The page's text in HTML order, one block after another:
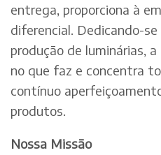
entrega, proporciona à
diferencial. Dedicando-
produção de luminárias,
no que faz e concentra
contínuo
produtos.
Nossa Missão